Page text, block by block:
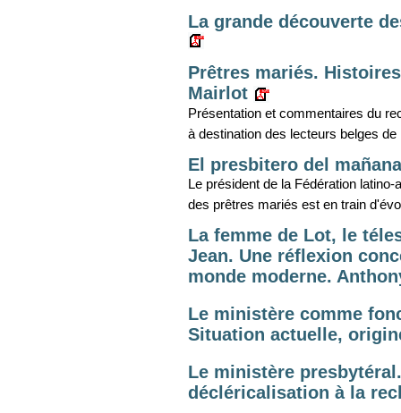
La grande découverte
Prêtres mariés.
Mairlot
Présentation et commentaires du
à destination des lecteurs belges de
El presbitero del
Le président de la Fédération
des prêtres mariés est en train
La femme de Lot, le
Jean. Une réflexion
monde moderne.
Le ministère comme
Situation actuelle,
Le ministère
décléricalisation à la